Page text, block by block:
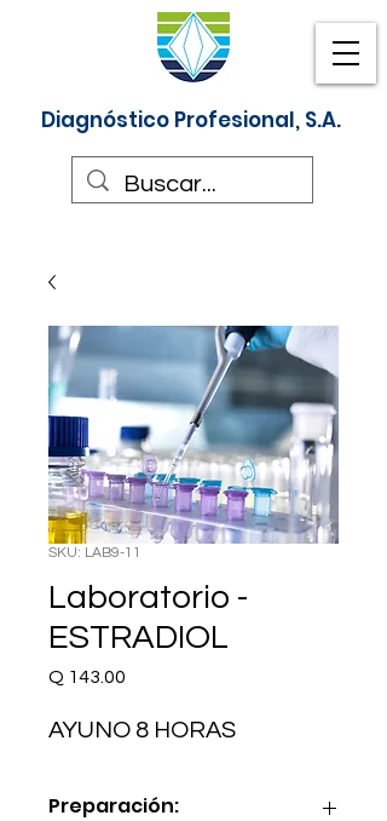
Diagnóstico Profesional, S.A.
SKU: LAB9-11
Laboratorio -
ESTRADIOL
Q 143.00
AYUNO 8 HORAS
Preparación: